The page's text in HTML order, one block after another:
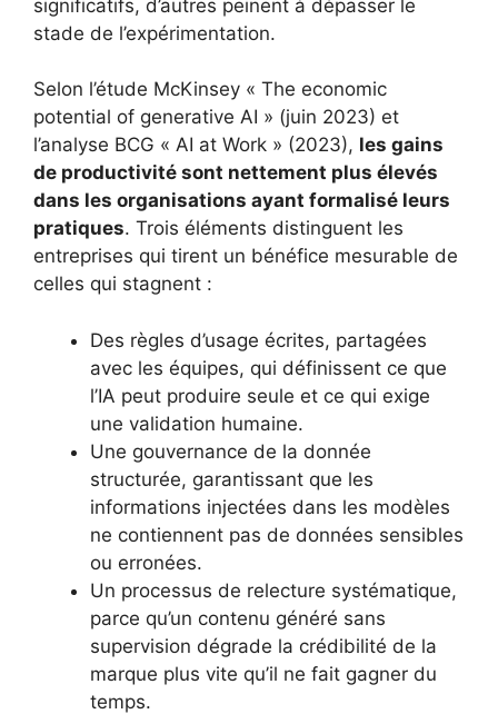
significatifs, d’autres peinent à dépasser le
stade de l’expérimentation.
Selon l’étude McKinsey « The economic
potential of generative AI » (juin 2023) et
l’analyse BCG « AI at Work » (2023), les gains
de productivité sont nettement plus élevés
dans les organisations ayant formalisé leurs
pratiques. Trois éléments distinguent les
entreprises qui tirent un bénéfice mesurable de
celles qui stagnent :
Des règles d’usage écrites, partagées
avec les équipes, qui définissent ce que
l’IA peut produire seule et ce qui exige
une validation humaine.
Une gouvernance de la donnée
structurée, garantissant que les
informations injectées dans les modèles
ne contiennent pas de données sensibles
ou erronées.
Un processus de relecture systématique,
parce qu’un contenu généré sans
supervision dégrade la crédibilité de la
marque plus vite qu’il ne fait gagner du
temps.